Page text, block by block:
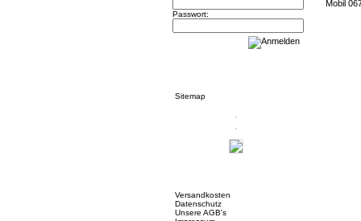
Passwort:
Sitemap
Versandkosten
Datenschutz
Unsere AGB's
Mobil